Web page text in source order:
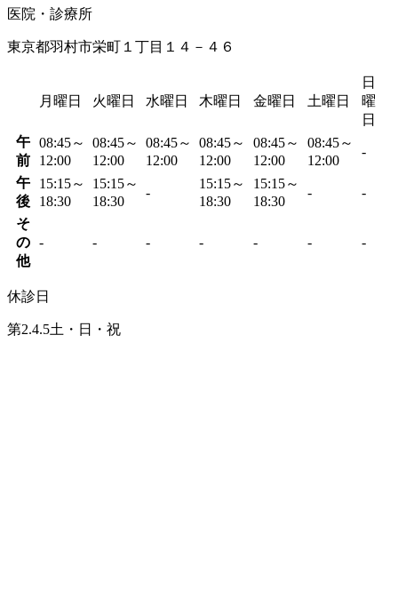
医院・診療所
東京都羽村市栄町１丁目１４－４６
月曜日 火曜日 水曜日 木曜日 金曜日 土曜日
日
曜
日
午
前
08:45～
12:00
08:45～
12:00
08:45～
12:00
08:45～
12:00
08:45～
12:00
08:45～
12:00
-
午
後
15:15～
18:30
15:15～
18:30
-
15:15～
18:30
15:15～
18:30
- -
そ
の
他
- - - - - - -
休診日
第2.4.5土・日・祝